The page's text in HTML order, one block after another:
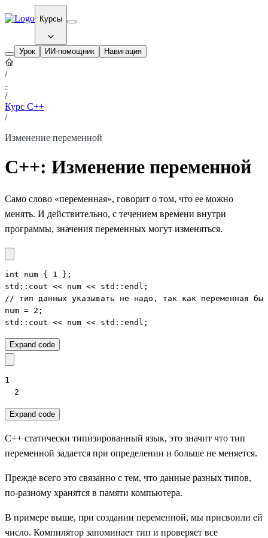
Курсы
Урок ИИ-помощник Навигация
/
-
/
Курс C++
/
Изменение переменной
С++: Изменение переменной
Само слово «переменная», говорит о том, что ее можно
менять. И действительно, с течением времени внутри
программы, значения переменных могут изменяться.
int num { 1 };
std::cout << num << std::endl;
// тип данных указывать не надо, так как переменная
num = 2;
std::cout << num << std::endl;
Expand code
1
  2
Expand code
C++ статически типизированный язык, это значит что тип
переменной задается при определении и больше не меняется.
Прежде всего это связанно с тем, что данные разных типов,
по-разному хранятся в памяти компьютера.
В примере выше, при создании переменной, мы присвоили ей
число. Компилятор запоминает тип и проверяет все